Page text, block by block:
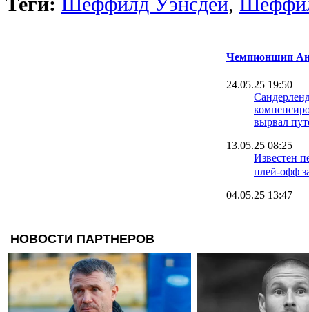
Чемпионшип
24.05.25 19:50
вырвал
13.05.25 08:25
Известен
плей-офф
04.05.25 13:47
03.05.25 17:37
Соломон
обыграть
выиграть